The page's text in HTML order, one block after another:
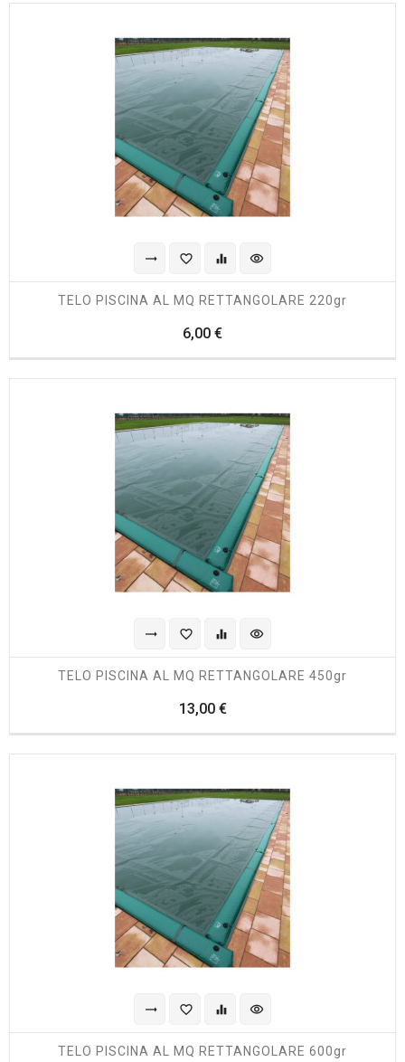
trending_flat favorite_border equalizer visibility
TELO PISCINA AL MQ RETTANGOLARE 220gr
6,00 €Prezzo
trending_flat favorite_border equalizer visibility
TELO PISCINA AL MQ RETTANGOLARE 450gr
13,00 €Prezzo
trending_flat favorite_border equalizer visibility
TELO PISCINA AL MQ RETTANGOLARE 600gr